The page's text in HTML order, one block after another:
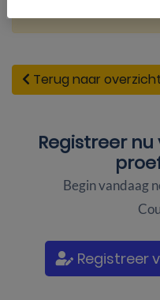
Terug naar overzicht
Registreer
Begin vandaag
Registreer